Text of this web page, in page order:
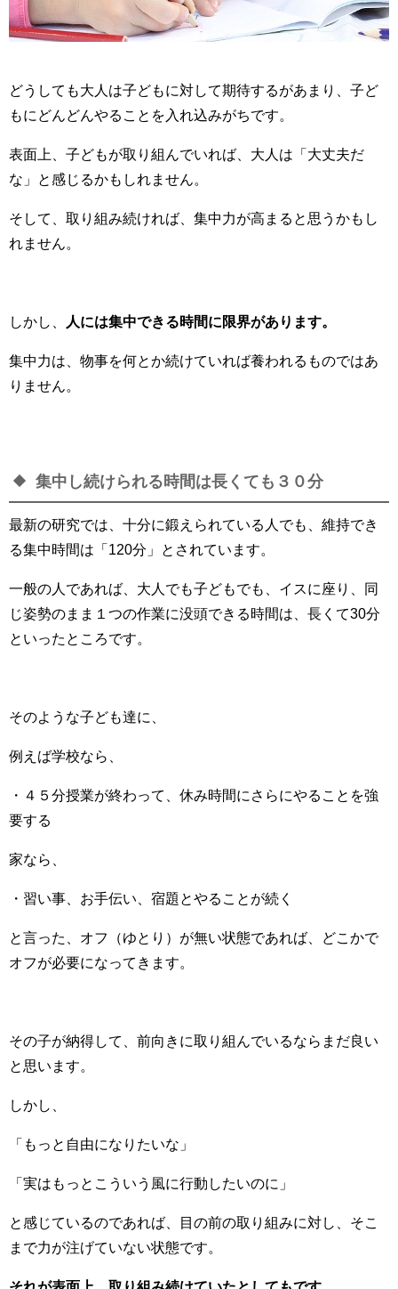
どうしても大人は子どもに対して期待するがあまり、子ど
もにどんどんやることを入れ込みがちです。
表面上、子どもが取り組んでいれば、大人は「大丈夫だ
な」と感じるかもしれません。
そして、取り組み続ければ、集中力が高まると思うかもし
れません。
しかし、 人には集中できる時間に限界があります。
集中力は、物事を何とか続けていれば養われるものではあ
りません。
集中し続けられる時間は長くても３０分
最新の研究では、十分に鍛えられている人でも、維持でき
る集中時間は「120分」とされています。
一般の人であれば、大人でも子どもでも、イスに座り、同
じ姿勢のまま１つの作業に没頭できる時間は、長くて30分
といったところです。
そのような子ども達に、
例えば学校なら、
・４５分授業が終わって、休み時間にさらにやることを強
要する
家なら、
・習い事、お手伝い、宿題とやることが続く
と言った、オフ（ゆとり）が無い状態であれば、どこかで
オフが必要になってきます。
その子が納得して、前向きに取り組んでいるならまだ良い
と思います。
しかし、
「もっと自由になりたいな」
「実はもっとこういう風に行動したいのに」
と感じているのであれば、目の前の取り組みに対し、そこ
まで力が注げていない状態です。